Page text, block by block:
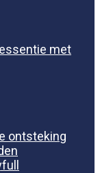
met
ontsteking